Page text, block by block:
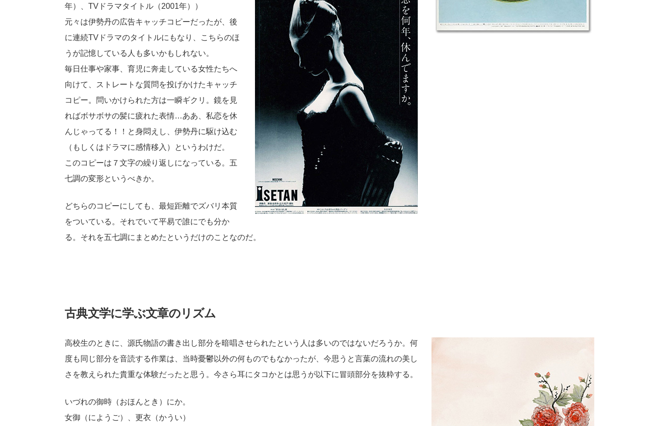
年）、TVドラマタイトル（2001年））
元々は伊勢丹の広告キャッチコピーだったが、後
に連続TVドラマのタイトルにもなり、こちらのほ
うが記憶している人も多いかもしれない。
毎日仕事や家事、育児に奔走している女性たちへ
向けて、ストレートな質問を投げかけたキャッチ
コピー。問いかけられた方は一瞬ギクリ。鏡を見
ればボサボサの髪に疲れた表情…ああ、私恋を休
んじゃってる！！と身悶えし、伊勢丹に駆け込む
（もしくはドラマに感情移入）というわけだ。
このコピーは７文字の繰り返しになっている。五
七調の変形というべきか。
どちらのコピーにしても、最短距離でズバリ本質
をついている。それでいて平易で誰にでも分か
る。それを五七調にまとめたというだけのことなのだ。
古典文学に学ぶ文章のリズム
高校生のときに、源氏物語の書き出し部分を暗唱させられたという人は多いのではないだろうか。何
度も同じ部分を音読する作業は、当時憂鬱以外の何ものでもなかったが、今思うと言葉の流れの美し
さを教えられた貴重な体験だったと思う。今さら耳にタコかとは思うが以下に冒頭部分を抜粋する。
いづれの御時（おほんとき）にか。
女御（にようご）、更衣（かうい）